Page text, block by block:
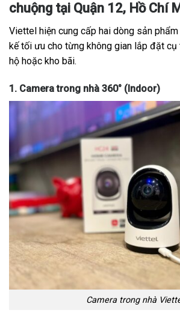
chuộng tại Quận 12, Hồ Chí
Viettel hiện cung cấp hai dòng sản
kế tối ưu cho từng không gian lắp đặt cụ
hộ hoặc kho bãi.
1. Camera trong nhà 360° (Indoor)
Camera trong nhà